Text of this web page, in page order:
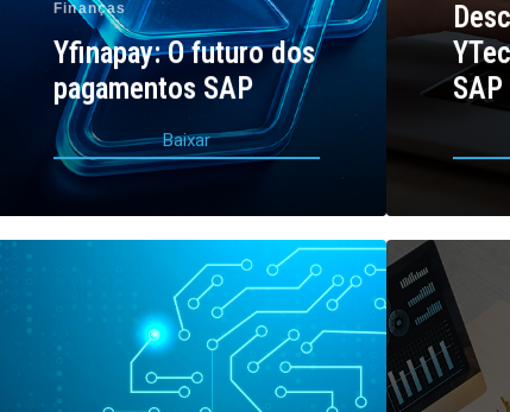
Finanças
Yfinapay: O futuro dos
pagamentos SAP
Baixar
SAP